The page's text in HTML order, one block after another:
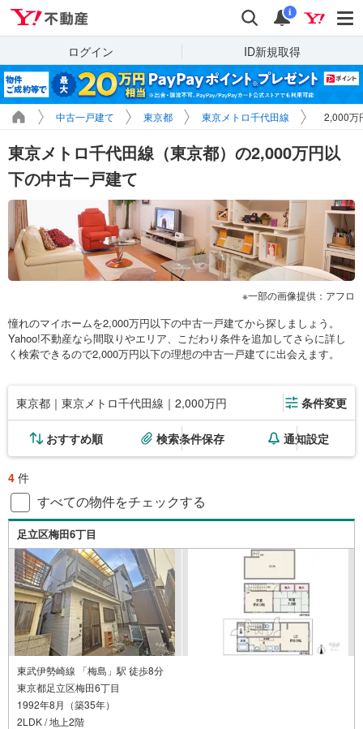
検索 通知
i
ログイン ID新規取得
中古一戸建て 東京都 東京メトロ千代田線 2,000万
東京メトロ千代田線（東京都）の2,000万円以
下の中古一戸建て
一部の画像提供：アフロ
憧れのマイホームを2,000万円以下の中古一戸建てから探しましょう。
Yahoo!不動産なら間取りやエリア、こだわり条件を追加してさらに詳し
く検索できるので2,000万円以下の理想の中古一戸建てに出会えます。
東京都｜東京メトロ千代田線｜2,000万円 条件変更
おすすめ順 検索条件保存 通知設定
4 件
すべての物件をチェックする
足立区梅田6丁目
東武伊勢崎線 「梅島」駅 徒歩8分
東京都足立区梅田6丁目
1992年8月（築35年）
2LDK / 地上2階